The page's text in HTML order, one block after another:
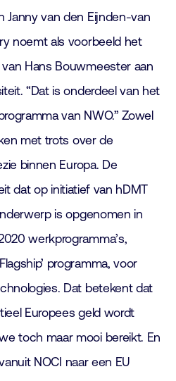
Janny van den Eijnden-van
noemt als voorbeeld het
Hans Bouwmeester aan
“Dat is onderdeel van het
van NWO.” Zowel
met trots over de
binnen Europa. De
dat op initiatief van hDMT
is opgenomen in
werkprogramma’s,
programma, voor
Dat betekent dat
Europees geld wordt
toch maar mooi bereikt. En
NOCI naar een EU